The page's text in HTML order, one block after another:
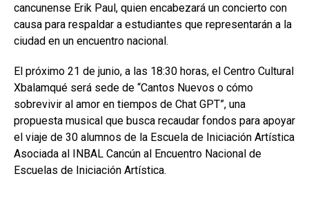
cancunense Erik Paul, quien encabezará un concierto con
causa para respaldar a estudiantes que representarán a la
ciudad en un encuentro nacional.
El próximo 21 de junio, a las 18:30 horas, el Centro Cultural
Xbalamqué será sede de “Cantos Nuevos o cómo
sobrevivir al amor en tiempos de Chat GPT”, una
propuesta musical que busca recaudar fondos para apoyar
el viaje de 30 alumnos de la Escuela de Iniciación Artística
Asociada al INBAL Cancún al Encuentro Nacional de
Escuelas de Iniciación Artística.